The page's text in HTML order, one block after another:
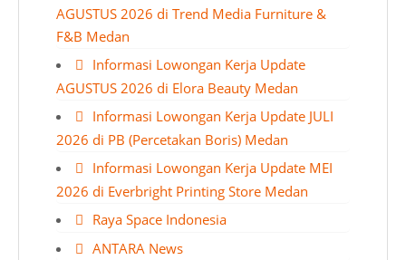
AGUSTUS 2026 di Trend Media Furniture &
F&B Medan
Informasi Lowongan Kerja Update
AGUSTUS 2026 di Elora Beauty Medan
Informasi Lowongan Kerja Update JULI
2026 di PB (Percetakan Boris) Medan
Informasi Lowongan Kerja Update MEI
2026 di Everbright Printing Store Medan
Raya Space Indonesia
ANTARA News